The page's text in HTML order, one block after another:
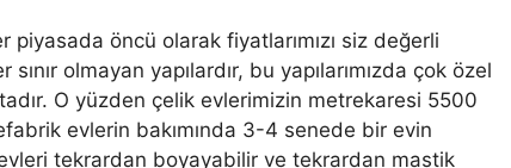
öncü olarak fiyatlarımızı siz değerli
olmayan yapılardır, bu yapılarımızda çok özel
O yüzden çelik evlerimizin metrekaresi 5500
evlerin bakımında 3-4 senede bir evin
tekrardan boyayabilir ve tekrardan mastik